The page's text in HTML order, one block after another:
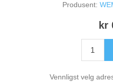
Produsent:
kr
Vennligst velg